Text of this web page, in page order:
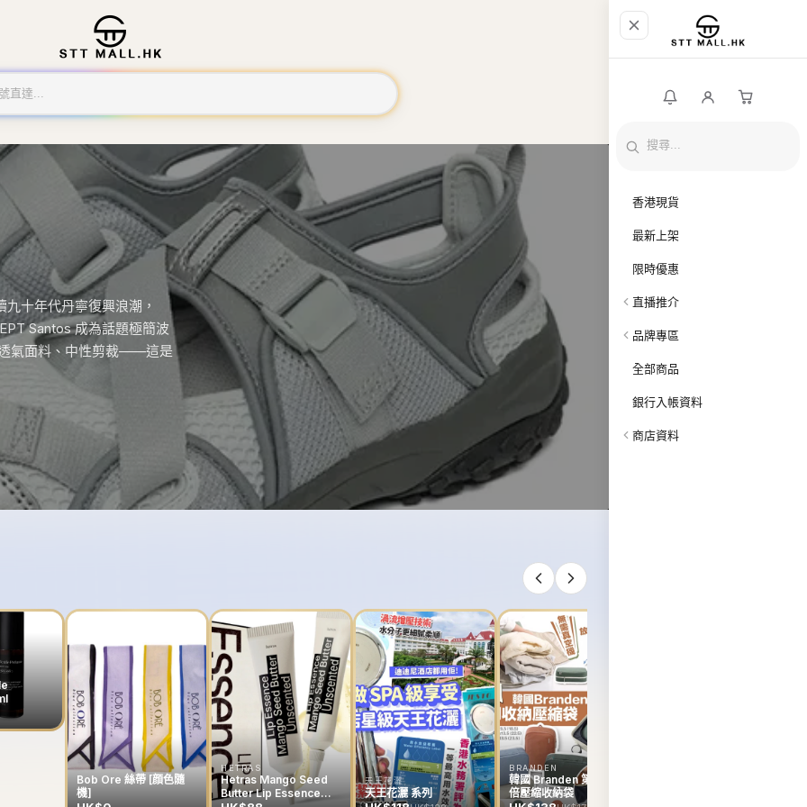
香港現貨
最新上架
限時優惠
直播推介
品牌專區
全部商品
銀行入帳資料
商店資料
十年代丹寧復興浪潮，
Santos 成為話題極簡波
氣面料、中性剪裁——這是
Bob Ore 絲帶 [顔色隨
機]
HETRAS
Hetras Mango Seed
Butter Lip Essence
天王花灑
天王花灑 系列
BRANDEN
韓國 Branden 第二代雙
倍壓縮收納袋